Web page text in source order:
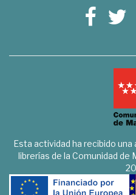
Esta actividad ha recibido una
librerías de la Comunidad de